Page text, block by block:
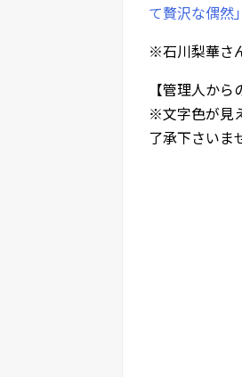
て贅沢な偶然
※石川梨華さ
【管理人か
※文字色が見
了承下さいま